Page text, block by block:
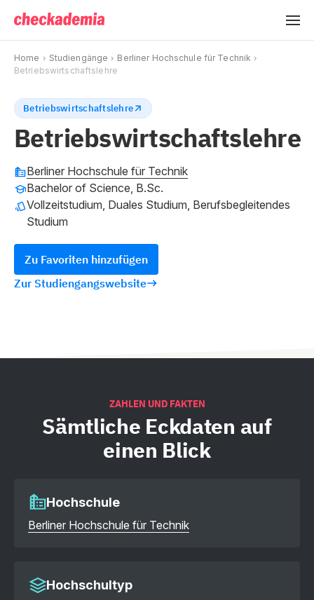
Home Studiengänge
Berliner Hochschule für Technik
Betriebswirtschaftslehre
Betriebswirtschaftslehre
Betriebswirtschaftslehre
Berliner Hochschule für Technik
Bachelor of Science, B.Sc.
Vollzeitstudium, Duales Studium, Berufsbegleitendes
Studium
Zu Favoriten hinzufügen
Zur Studiengangswebsite
ZAHLEN UND FAKTEN
Sämtliche Eckdaten auf
einen Blick
Hochschule
Berliner Hochschule für Technik
Hochschultyp